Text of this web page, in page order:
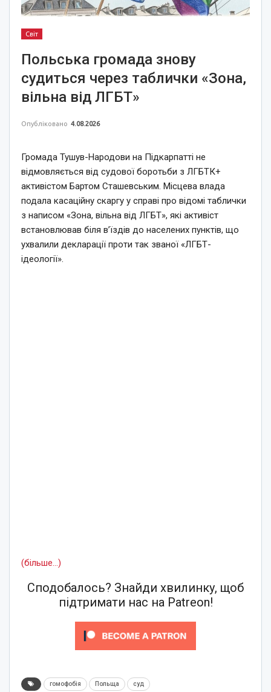
Світ
Польська громада знову
судиться через таблички «Зона,
вільна від ЛГБТ»
Опубліковано 4.08.2026
Громада Тушув-Народови на Підкарпатті не
відмовляється від судової боротьби з ЛГБТК+
активістом Бартом Сташевським. Місцева влада
подала касаційну скаргу у справі про відомі таблички
з написом «Зона, вільна від ЛГБТ», які активіст
встановлював біля в’їздів до населених пунктів, що
ухвалили декларації проти так званої «ЛГБТ-
ідеології».
(більше…)
Сподобалось? Знайди хвилинку, щоб
підтримати нас на Patreon!
гомофобія Польща суд